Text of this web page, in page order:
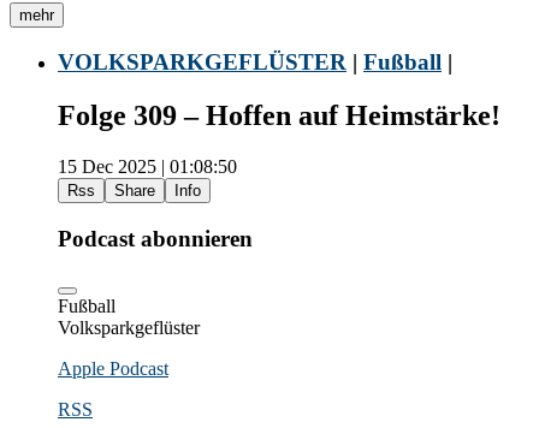
mehr
VOLKSPARKGEFLÜSTER | Fußball |
Folge 309 – Hoffen auf Heimstärke!
15 Dec 2025 | 01:08:50
Rss Share Info
Podcast abonnieren
Fußball
Volksparkgeflüster
Apple Podcast
RSS